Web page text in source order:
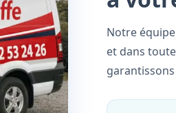
Notre
et dans